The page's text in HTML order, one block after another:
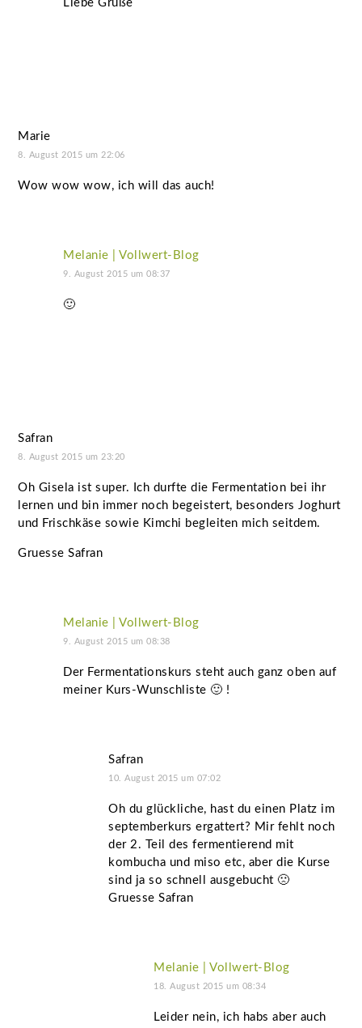
Liebe Grüße
Marie
8. August 2015 um 22:06
Wow wow wow, ich will das auch!
Melanie | Vollwert-Blog
9. August 2015 um 08:37
🙂
Safran
8. August 2015 um 23:20
Oh Gisela ist super. Ich durfte die Fermentation bei ihr
lernen und bin immer noch begeistert, besonders Joghurt
und Frischkäse sowie Kimchi begleiten mich seitdem.
Gruesse Safran
Melanie | Vollwert-Blog
9. August 2015 um 08:38
Der Fermentationskurs steht auch ganz oben auf
meiner Kurs-Wunschliste 🙂 !
Safran
10. August 2015 um 07:02
Oh du glückliche, hast du einen Platz im
septemberkurs ergattert? Mir fehlt noch
der 2. Teil des fermentierend mit
kombucha und miso etc, aber die Kurse
sind ja so schnell ausgebucht 🙁
Gruesse Safran
Melanie | Vollwert-Blog
18. August 2015 um 08:34
Leider nein, ich habs aber auch